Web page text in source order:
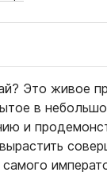
Это живое
в
и